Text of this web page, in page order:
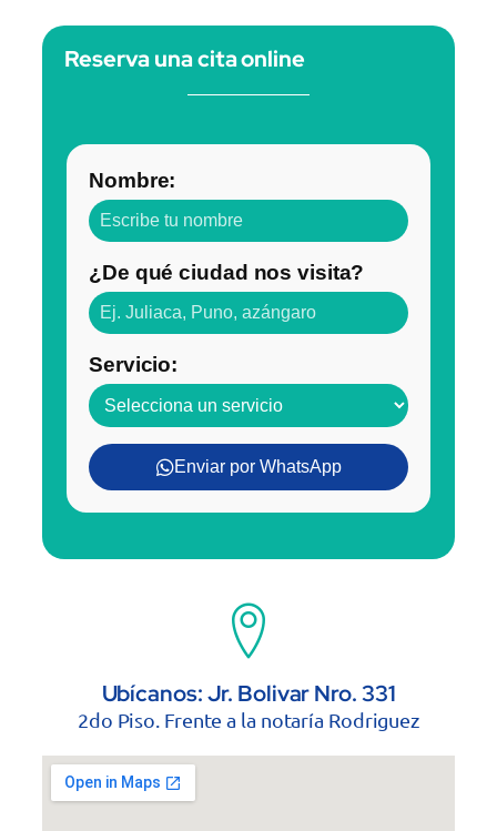
Reserva una cita online
Nombre:
¿De qué ciudad nos visita?
Servicio:
Enviar por WhatsApp
Ubícanos: Jr. Bolivar Nro. 331
2do Piso. Frente a la notaría Rodriguez